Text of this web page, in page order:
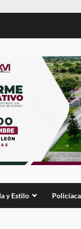
y Estilo Policíaca